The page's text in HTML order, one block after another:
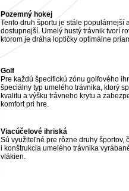
Pozemný hokej
Tento druh športu je stále populárnejší
dostupnejší. Umelý hustý trávnik tvorí
ktorom je dráha loptičky optimálne
Golf
Pre každú špecifickú zónu golfového
špeciálny typ umelého trávnika, ktorý
kvalitu a výšku trávneho krytu a
komfort pri hre.
Viacúčelové ihriská
Sú využiteľné pre rôzne druhy športov,
i konštrukcia umelého trávnika
vlákien.